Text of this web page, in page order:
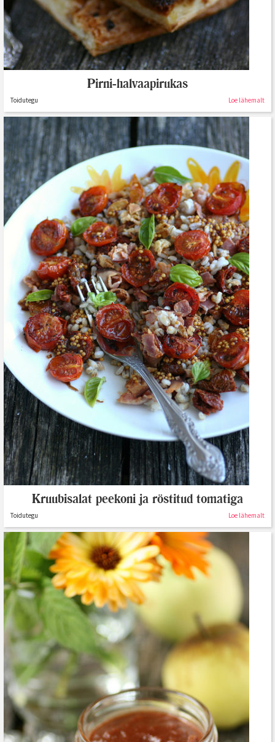
Pirni-halvaapirukas
Toidutegu Loe lähemalt
Kruubisalat peekoni ja röstitud tomatiga
Toidutegu Loe lähemalt